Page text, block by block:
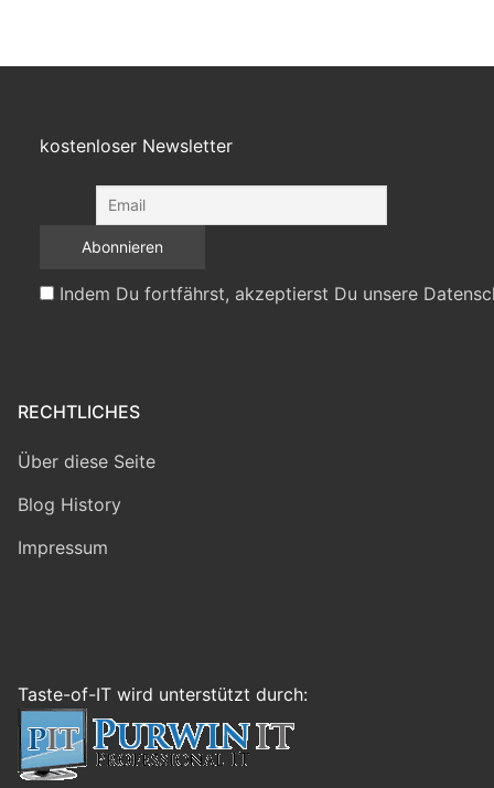
kostenloser Newsletter
Indem Du fortfährst, akzeptierst Du unsere
RECHTLICHES
Über diese Seite
Blog History
Impressum
Taste-of-IT wird unterstützt durch: